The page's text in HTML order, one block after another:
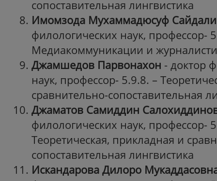
сопоставительная лингвистика
Имомзода Мухаммадюсуф
филологических наук, профессор-
Медиакоммуникации и
Джамшедов Парвонахон - доктор
наук, профессор- 5.9.8. –
сравнительно-сопоставительная
Джаматов Самиддин
филологических наук, профессор-
Теоретическая, прикладная и
сопоставительная лингвистика
Искандарова Дилоро